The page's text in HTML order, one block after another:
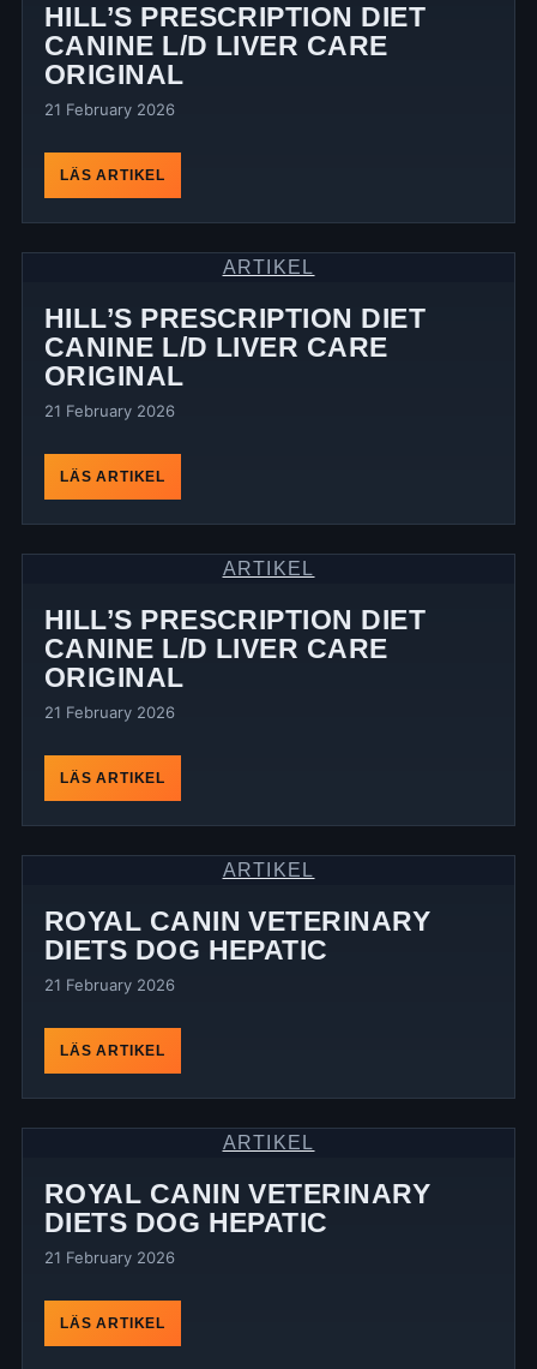
HILL’S PRESCRIPTION DIET
CANINE L/D LIVER CARE
ORIGINAL
21 February 2026
LÄS ARTIKEL
ARTIKEL
HILL’S PRESCRIPTION DIET
CANINE L/D LIVER CARE
ORIGINAL
21 February 2026
LÄS ARTIKEL
ARTIKEL
HILL’S PRESCRIPTION DIET
CANINE L/D LIVER CARE
ORIGINAL
21 February 2026
LÄS ARTIKEL
ARTIKEL
ROYAL CANIN VETERINARY
DIETS DOG HEPATIC
21 February 2026
LÄS ARTIKEL
ARTIKEL
ROYAL CANIN VETERINARY
DIETS DOG HEPATIC
21 February 2026
LÄS ARTIKEL